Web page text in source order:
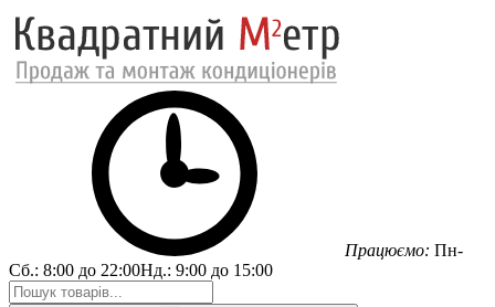
Працюємо: Пн-
Сб.: 8:00 до 22:00Нд.: 9:00 до 15:00